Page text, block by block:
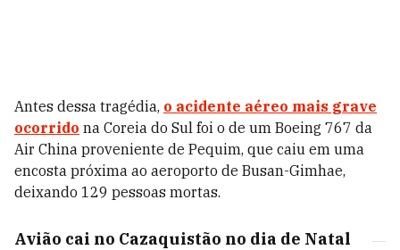
Antes dessa tragédia, o acidente aéreo mais grave
ocorrido na Coreia do Sul foi o de um Boeing 767 da
Air China proveniente de Pequim, que caiu em uma
encosta próxima ao aeroporto de Busan-Gimhae,
deixando 129 pessoas mortas.
Avião cai no Cazaquistão no dia de Natal